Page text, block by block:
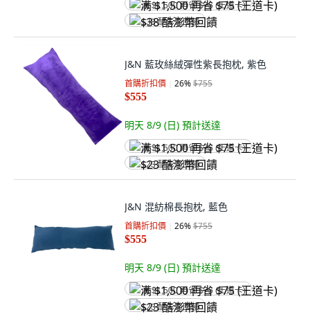
满 $1,500 再省 $75 (王道卡)
$38 酷澎幣回饋
J&N 藍玫絲絨彈性紫長抱枕, 紫色
首購折扣價 26%$755
$555
明天 8/9 (日) 預計送達
满 $1,500 再省 $75 (王道卡)
$23 酷澎幣回饋
J&N 混紡棉長抱枕, 藍色
首購折扣價 26%$755
$555
明天 8/9 (日) 預計送達
满 $1,500 再省 $75 (王道卡)
$23 酷澎幣回饋